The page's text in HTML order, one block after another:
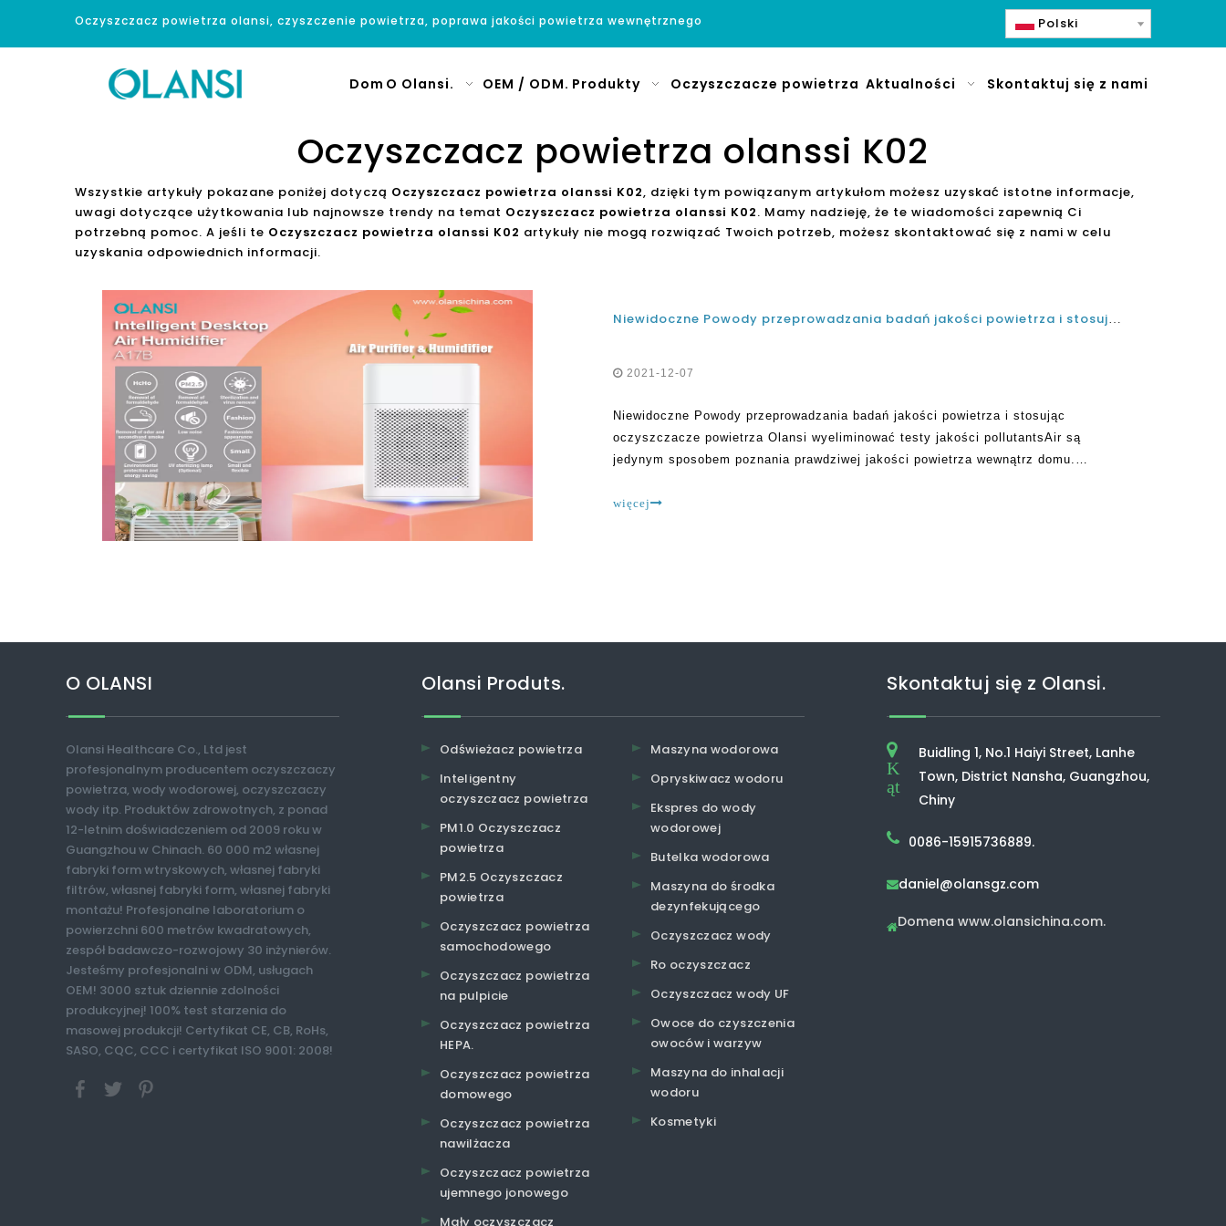
Oczyszczacz powietrza olansi, czyszczenie powietrza, poprawa jakości powietrza wewnętrznego Polski
Dom O Olansi. OEM / ODM. Produkty Oczyszczacze powietrza Aktualności Skontaktuj się z nami
Oczyszczacz powietrza olanssi K02
Wszystkie artykuły pokazane poniżej dotyczą Oczyszczacz powietrza olanssi K02, dzięki tym powiązanym artykułom możesz uzyskać istotne informacje,
uwagi dotyczące użytkowania lub najnowsze trendy na temat Oczyszczacz powietrza olanssi K02. Mamy nadzieję, że te wiadomości zapewnią Ci
potrzebną pomoc. A jeśli te Oczyszczacz powietrza olanssi K02 artykuły nie mogą rozwiązać Twoich potrzeb, możesz skontaktować się z nami w celu
uzyskania odpowiednich informacji.
Niewidoczne Powody przeprowadzania badań jakości powietrza i stosując oczyszczacze powietrza Olansi celu wyeliminowania zanieczyszczeń
2021-12-07
Niewidoczne Powody przeprowadzania badań jakości powietrza i stosując
oczyszczacze powietrza Olansi wyeliminować testy jakości pollutantsAir są
jedynym sposobem poznania prawdziwej jakości powietrza wewnątrz domu.
bezpieczne i pomagają zrozumieć domów powietrza na t
więcej
O OLANSI
Olansi Healthcare Co., Ltd jest
profesjonalnym producentem oczyszczaczy
powietrza, wody wodorowej, oczyszczaczy
wody itp. Produktów zdrowotnych, z ponad
12-letnim doświadczeniem od 2009 roku w
Guangzhou w Chinach. 60 000 m2 własnej
fabryki form wtryskowych, własnej fabryki
filtrów, własnej fabryki form, własnej fabryki
montażu! Profesjonalne laboratorium o
powierzchni 600 metrów kwadratowych,
zespół badawczo-rozwojowy 30 inżynierów.
Jesteśmy profesjonalni w ODM, usługach
OEM! 3000 sztuk dziennie zdolności
produkcyjnej! 100% test starzenia do
masowej produkcji! Certyfikat CE, CB, RoHs,
SASO, CQC, CCC i certyfikat ISO 9001: 2008!
Olansi Produts.
Odświeżacz powietrza
Inteligentny
oczyszczacz powietrza
PM1.0 Oczyszczacz
powietrza
PM2.5 Oczyszczacz
powietrza
Oczyszczacz powietrza
samochodowego
Oczyszczacz powietrza
na pulpicie
Oczyszczacz powietrza
HEPA.
Oczyszczacz powietrza
domowego
Oczyszczacz powietrza
nawilżacza
Oczyszczacz powietrza
ujemnego jonowego
Mały oczyszczacz
Maszyna wodorowa
Opryskiwacz wodoru
Ekspres do wody
wodorowej
Butelka wodorowa
Maszyna do środka
dezynfekującego
Oczyszczacz wody
Ro oczyszczacz
Oczyszczacz wody UF
Owoce do czyszczenia
owoców i warzyw
Maszyna do inhalacji
wodoru
Kosmetyki
Skontaktuj się z Olansi.
K
ąt
Buidling 1, No.1 Haiyi Street, Lanhe
Town, District Nansha, Guangzhou,
Chiny
0086-15915736889.
daniel@olansgz.com
Domena www.olansichina.com.